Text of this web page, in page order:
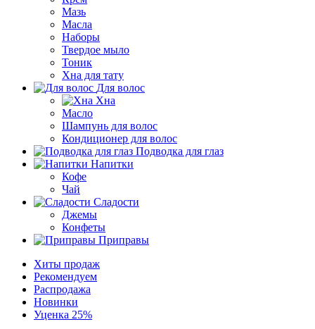
Мазь
Масла
Наборы
Твердое мыло
Тоник
Хна для тату
Для волос
Хна
Масло
Шампунь для волос
Кондиционер для волос
Подводка для глаз
Напитки
Кофе
Чай
Сладости
Джемы
Конфеты
Приправы
Хиты продаж
Рекомендуем
Распродажа
Новинки
Уценка 25%